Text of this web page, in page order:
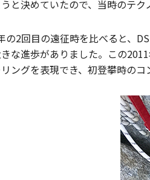
と決めていたので、当時のテク
の2回目の遠征時を比べると、
な進歩がありました。この
ングを表現でき、初登攀時のコ